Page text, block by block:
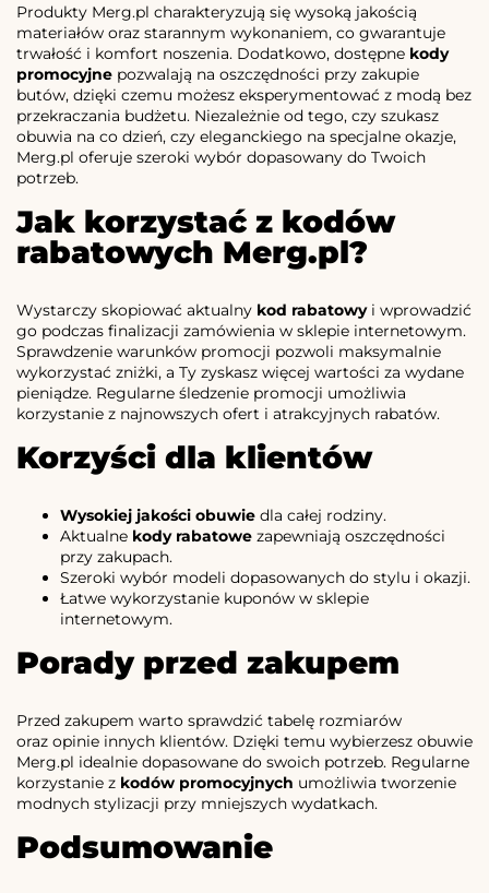
Produkty Merg.pl charakteryzują się wysoką jakością
materiałów oraz starannym wykonaniem, co gwarantuje
trwałość i komfort noszenia. Dodatkowo, dostępne kody
promocyjne pozwalają na oszczędności przy zakupie
butów, dzięki czemu możesz eksperymentować z modą bez
przekraczania budżetu. Niezależnie od tego, czy szukasz
obuwia na co dzień, czy eleganckiego na specjalne okazje,
Merg.pl oferuje szeroki wybór dopasowany do Twoich
potrzeb.
Jak korzystać z kodów
rabatowych Merg.pl?
Wystarczy skopiować aktualny kod rabatowyi wprowadzić
go podczas finalizacji zamówienia w sklepie internetowym.
Sprawdzenie warunków promocji pozwoli maksymalnie
wykorzystać zniżki, a Ty zyskasz więcej wartości za wydane
pieniądze. Regularne śledzenie promocji umożliwia
korzystanie z najnowszych ofert i atrakcyjnych rabatów.
Korzyści dla klientów
Wysokiej jakości obuwie dla całej rodziny.
Aktualne kody rabatowe zapewniają oszczędności
przy zakupach.
Szeroki wybór modeli dopasowanych do stylu i okazji.
Łatwe wykorzystanie kuponów w sklepie
internetowym.
Porady przed zakupem
Przed zakupem warto sprawdzić tabelę rozmiarów
oraz opinie innych klientów. Dzięki temu wybierzesz obuwie
Merg.pl idealnie dopasowane do swoich potrzeb. Regularne
korzystanie z kodów promocyjnych umożliwia tworzenie
modnych stylizacji przy mniejszych wydatkach.
Podsumowanie